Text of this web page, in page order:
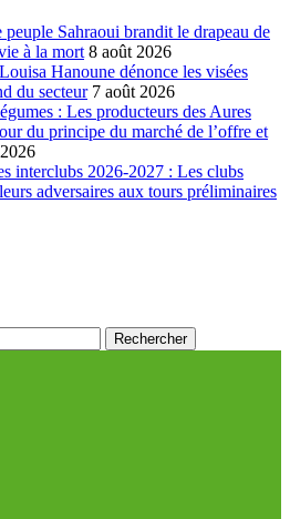
Sahraoui brandit le drapeau de
à la mort 8 août 2026
Hanoune dénonce les visées
du secteur 7 août 2026
: Les producteurs des Aures
du principe du marché de l’offre et
interclubs 2026-2027 : Les clubs
adversaires aux tours préliminaires